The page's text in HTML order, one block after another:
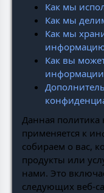
Как мы
Как мы
Как мы
Как вы
информации
Данная политика
применяется к
собираем о вас,
продукты или
нами. Это
следующих веб-